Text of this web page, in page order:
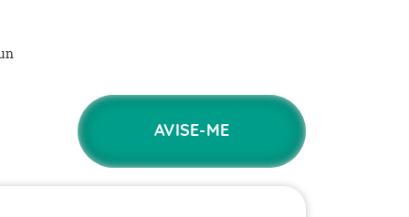
AVISE-ME